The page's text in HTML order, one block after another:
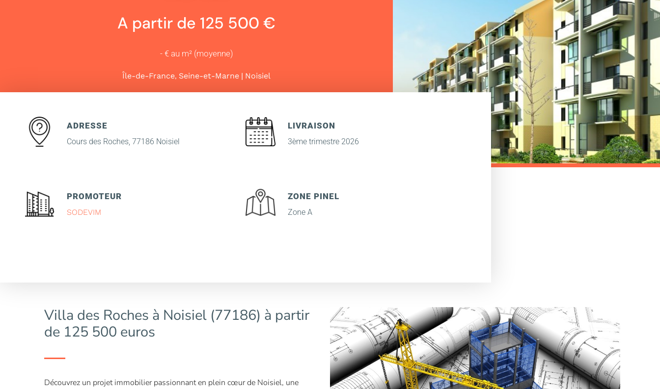
A partir de 125 500 €
- € au m² (moyenne)
Île-de-France, Seine-et-Marne | Noisiel
ADRESSE
Cours des Roches, 77186 Noisiel
LIVRAISON
3ème trimestre 2026
PROMOTEUR
SODEVIM
ZONE PINEL
Zone A
Villa des Roches à Noisiel (77186) à partir
de 125 500 euros
Découvrez un projet immobilier passionnant en plein cœur de Noisiel, une